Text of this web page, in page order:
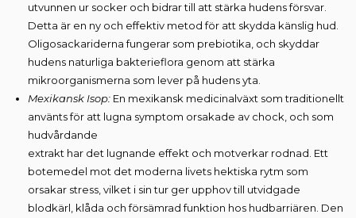
utvunnen ur socker och bidrar till att stärka hudens försvar.
Detta är en ny och effektiv metod för att skydda känslig hud.
Oligosackariderna fungerar som prebiotika, och skyddar
hudens naturliga bakterieflora genom att stärka
mikroorganismerna som lever på hudens yta.
Mexikansk Isop: En mexikansk medicinalväxt som traditionellt
använts för att lugna symptom orsakade av chock, och som
hudvårdande
extrakt har det lugnande effekt och motverkar rodnad. Ett
botemedel mot det moderna livets hektiska rytm som
orsakar stress, vilket i sin tur ger upphov till utvidgade
blodkärl, klåda och försämrad funktion hos hudbarriären. Den